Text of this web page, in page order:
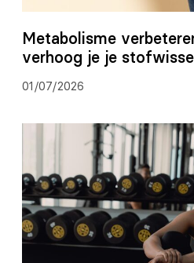
Metabolisme
verhoog je je
01/07/2026